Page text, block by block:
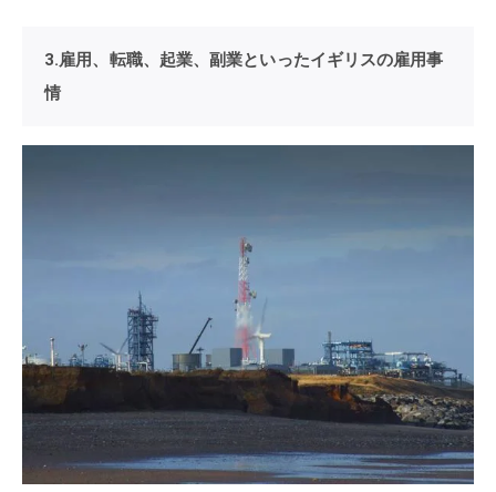
3.雇用、転職、起業、副業といったイギリスの雇用事
情